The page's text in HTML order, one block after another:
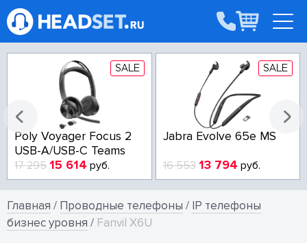
SALE
Poly Voyager Focus 2
USB-A/USB-C Teams
17 295 15 614 руб.
SALE
Jabra Evolve 65e MS
16 553 13 794 руб.
Главная / Проводные телефоны / IP телефоны
бизнес уровня / Fanvil X6U